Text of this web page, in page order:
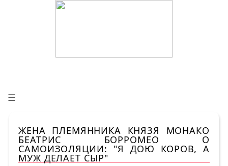
☰
ЖЕНА ПЛЕМЯННИКА КНЯЗЯ МОНАКО
БЕАТРИС БОРРОМЕО О
САМОИЗОЛЯЦИИ: "Я ДОЮ КОРОВ, А
МУЖ ДЕЛАЕТ СЫР"